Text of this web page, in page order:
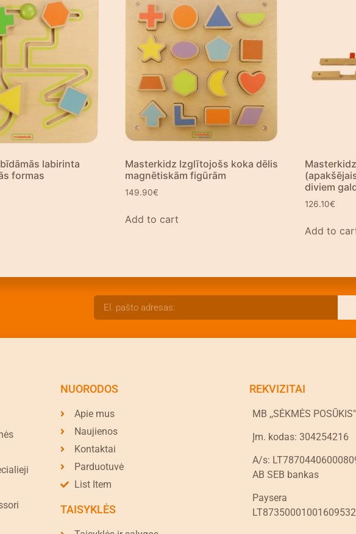
labirinta
formas
Masterkidz Izglītojošs koka dēlis
magnētiskām figūrām
149.90€
Add to cart
diviem
126.10€
Add to
NUORODOS
Apie mus
Naujienos
Kontaktai
Parduotuvė
List Item
TAISYKLĖS
REKVIZITAI
MB ,,SĖKMĖS POSŪKIS"
Įm. kodas: 304254216
A/s:
AB SEB bankas
Paysera